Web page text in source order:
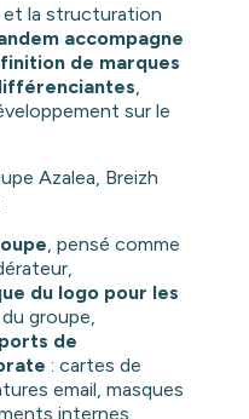
et la structuration
accompagne
de marques
,
sur le
Azalea, Breizh
, pensé comme
du logo pour les
du groupe,
de
: cartes de
email, masques
internes,